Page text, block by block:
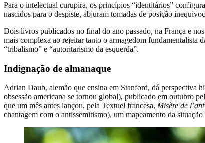
Para o intelectual curupira, os princípios “identitários”
nascidos para o despiste, abjuram tomadas de posição
Dois livros publicados no final do ano passado, na França e
mais complexa ao rejeitar tanto o armagedom fundamentalista
“tribalismo” e “autoritarismo da esquerda”.
Indignação de almanaque
Adrian Daub, alemão que ensina em Stanford, dá perspectiva
obsessão americana se tornou global), publicado em outubro
que um mês antes lançou, pela Textuel francesa, Misère de
chantagem com o antissemitismo), um mapeamento da